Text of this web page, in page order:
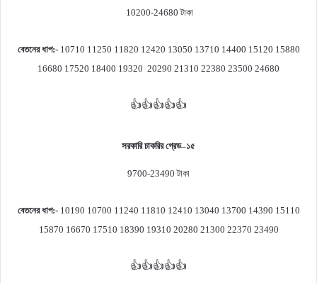
10200-24680টাকা
বেতনের ধাপ:-10710 11250 11820 12420 13050 13710 14400 15120 15880
16680 17520 18400 19320 20290 21310 22380 23500 24680
👍👍👍👍👍
সরকারি চাকরির গ্রেড–১৫
9700-23490টাকা
বেতনের ধাপ:-10190 10700 11240 11810 12410 13040 13700 14390 15110
15870 16670 17510 18390 19310 20280 21300 22370 23490
👍👍👍👍👍